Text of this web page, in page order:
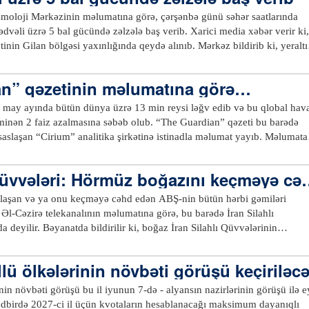
Əraqçi deyib: “İndi hər kəsə aydın olmalıdır
və təzyiqə məruz qaldıqda, əvvəlkindən daha güclü və həmrəy olur”.
diplomatiyaya tam sadiq qalır, eyni zamanda, azadlığını,
əyməyəcək”, -deyə Əraqçi qeyd edib. İranlı nazir ölkənin
təcavüzkarlara “güclü və sarsıdıcı” cavab verməyə hazır olduğunu
İran xalqının sülhsevər olduğunu və müharibə istəmədiyini
təcavüzkar deyilik, əksinə, haqsızlığa məruz qalan və təhqir
Mərkəzinin məlumatına görə, çərşənbə günü səhər saatlarında
üzrə 5 bal gücündə zəlzələ baş verib. Xarici media xəbər verir ki,
Gilan bölgəsi yaxınlığında qeydə alınıb. Mərkəz bildirib ki, yeraltı
İran seysmik cəhətdən aktiv bölgədə yerləşir və son illərdə bir çox
qalıb. Ölkənin yaxın tarixində ən fəlakətli zəlzələ - 2013-cü ildə Bəm
təkanlar nəticəsində azı 34 min nəfər həlak olmuşdu. 2022-ci ilin
boyunca cənubda yerləşən Hörmüzqan əyalətində baş verən 6,1 bal
isə azı beş nəfər ölmüş, 80-dən çox insan
qəzetinin məlumatına görə…
ayında bütün dünya üzrə 13 min reysi ləğv edib və bu qlobal
səbəb olub. “The Guardian” qəzeti bu barədə
“Cirium” analitika şirkətinə istinadla məlumat yayıb. Məlumata
az sərnişinə xidmət göstərəcək. Uçuş sayında ən böyük
qeydə alınıb. Almaniyanın “Lufthansa” aviaşirkətinin törəməsi
olan “CityLine” 20 min qısaməsafəli uçuşu ləğv etdiyini açıqlayıb.xeber100.com
Hörmüz boğazını keçməyə
məruz qalacaq
və ya onu keçməyə cəhd edən ABŞ-nin bütün hərbi gəmiləri
Cəzirə telekanalının məlumatına görə, bu barədə İran Silahlı
deyilir. Bəyanatda bildirilir ki, boğaz İran Silahlı Qüvvələrinin
həmçinin bütün ticarət gəmilərinə və tankerlərə İran Silahlı
Hörmüz boğazında hər hansı bir tranzit hərəkətlərindən
ölkələrinin növbəti görüşü
növbəti görüşü bu il iyunun 7-də - alyansın nazirlərinin görüşü ilə
2027-ci il üçün kvotaların hesablanacağı maksimum dayanıqlı